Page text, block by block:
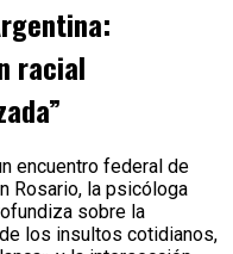
racial
encuentro federal de
Rosario, la psicóloga
sobre la
los insultos cotidianos,